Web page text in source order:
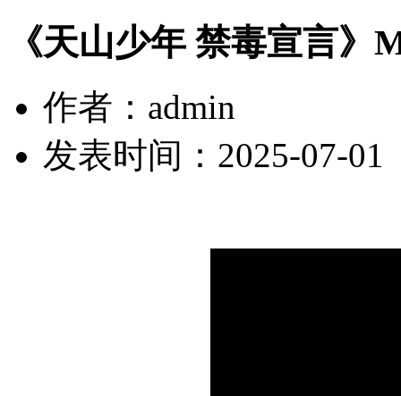
《天山少年 禁毒宣言
作者：admin
发表时间：2025-07-01